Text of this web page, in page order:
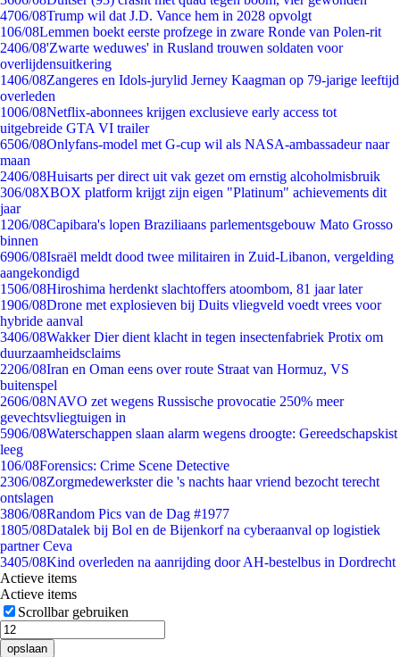
4706/08Trump wil dat J.D. Vance hem in 2028 opvolgt
106/08Lemmen boekt eerste profzege in zware Ronde van Polen-rit
2406/08'Zwarte weduwes' in Rusland trouwen soldaten voor
overlijdensuitkering
1406/08Zangeres en Idols-jurylid Jerney Kaagman op 79-jarige leeftijd
overleden
1006/08Netflix-abonnees krijgen exclusieve early access tot
uitgebreide GTA VI trailer
6506/08Onlyfans-model met G-cup wil als NASA-ambassadeur naar
maan
2406/08Huisarts per direct uit vak gezet om ernstig alcoholmisbruik
306/08XBOX platform krijgt zijn eigen "Platinum" achievements dit
jaar
1206/08Capibara's lopen Braziliaans parlementsgebouw Mato Grosso
binnen
6906/08Israël meldt dood twee militairen in Zuid-Libanon, vergelding
aangekondigd
1506/08Hiroshima herdenkt slachtoffers atoombom, 81 jaar later
1906/08Drone met explosieven bij Duits vliegveld voedt vrees voor
hybride aanval
3406/08Wakker Dier dient klacht in tegen insectenfabriek Protix om
duurzaamheidsclaims
2206/08Iran en Oman eens over route Straat van Hormuz, VS
buitenspel
2606/08NAVO zet wegens Russische provocatie 250% meer
gevechtsvliegtuigen in
5906/08Waterschappen slaan alarm wegens droogte: Gereedschapskist
leeg
106/08Forensics: Crime Scene Detective
2306/08Zorgmedewerkster die 's nachts haar vriend bezocht terecht
ontslagen
3806/08Random Pics van de Dag #1977
1805/08Datalek bij Bol en de Bijenkorf na cyberaanval op logistiek
partner Ceva
3405/08Kind overleden na aanrijding door AH-bestelbus in Dordrecht
Actieve items
Actieve items
Scrollbar gebruiken
opslaan